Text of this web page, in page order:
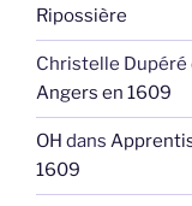
Ripossière
Christelle Dupéré
Angers en 1609
OH dans
1609